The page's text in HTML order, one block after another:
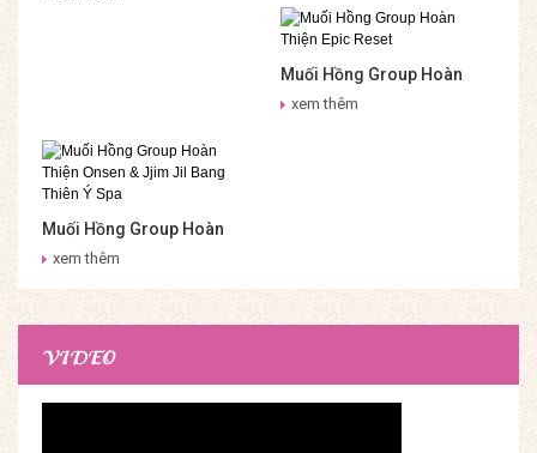
Muối Hồng Group Hoàn
Thiện Epic Reset
xem thêm
Muối Hồng Group Hoàn
Thiện Onsen & Jjim Jil
xem thêm
VIDEO